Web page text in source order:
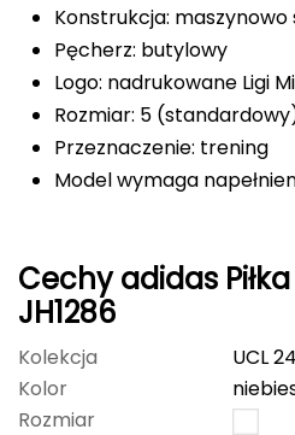
Deuter
Dolomite
EISBAR
ENERO CAMP
ENERO PRO
Konstrukcja: maszynowo
Pęcherz: butylowy
Logo: nadrukowane Ligi
Rozmiar: 5
Przeznaczenie: trening
Model wymaga
Cechy adidas
JH1286
Kolekcja
UCL
Kolor
Rozmiar